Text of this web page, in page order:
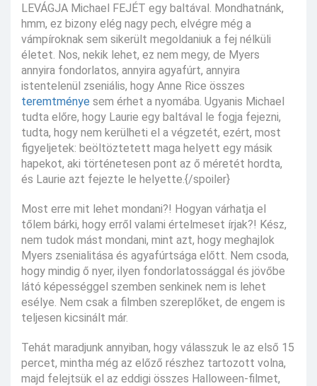
LEVÁGJA Michael FEJÉT egy baltával. Mondhatnánk,
hmm, ez bizony elég nagy pech, elvégre még a
vámpíroknak sem sikerült megoldaniuk a fej nélküli
életet. Nos, nekik lehet, ez nem megy, de Myers
annyira fondorlatos, annyira agyafúrt, annyira
istentelenül zseniális, hogy Anne Rice összes
teremtménye sem érhet a nyomába. Ugyanis Michael
tudta előre, hogy Laurie egy baltával le fogja fejezni,
tudta, hogy nem kerülheti el a végzetét, ezért, most
figyeljetek: beöltöztetett maga helyett egy másik
hapekot, aki történetesen pont az ő méretét hordta,
és Laurie azt fejezte le helyette.{/spoiler}
Most erre mit lehet mondani?! Hogyan várhatja el
tőlem bárki, hogy erről valami értelmeset írjak?! Kész,
nem tudok mást mondani, mint azt, hogy meghajlok
Myers zsenialitása és agyafúrtsága előtt. Nem csoda,
hogy mindig ő nyer, ilyen fondorlatossággal és jövőbe
látó képességgel szemben senkinek nem is lehet
esélye. Nem csak a filmben szereplőket, de engem is
teljesen kicsinált már.
Tehát maradjunk annyiban, hogy válasszuk le az első 15
percet, mintha még az előző részhez tartozott volna,
majd felejtsük el az eddigi összes Halloween-filmet,